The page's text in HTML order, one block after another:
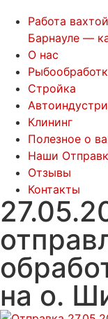
Работа
Барнауле —
О нас
Стройка
Клининг
Полезное о
Наши
Отзывы
Контакты
на о.